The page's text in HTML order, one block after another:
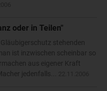
oder in Teilen"
stehenden
ist inzwischen scheinbar so
aus eigener Kraft
jedenfalls...